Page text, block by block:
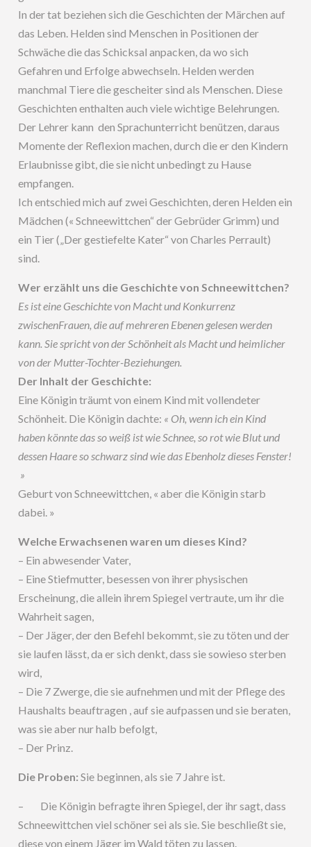
In der tat beziehen sich die Geschichten der Märchen auf
das Leben. Helden sind Menschen in Positionen der
Schwäche die das Schicksal anpacken, da wo sich
Gefahren und Erfolge abwechseln. Helden werden
manchmal Tiere die gescheiter sind als Menschen. Diese
Geschichten enthalten auch viele wichtige Belehrungen.
Der Lehrer kann den Sprachunterricht benützen, daraus
Momente der Reflexion machen, durch die er den Kindern
Erlaubnisse gibt, die sie nicht unbedingt zu Hause
empfangen.
Ich entschied mich auf zwei Geschichten, deren Helden ein
Mädchen (« Schneewittchen“ der Gebrüder Grimm) und
ein Tier („Der gestiefelte Kater“ von Charles Perrault)
sind.
Wer erzählt uns die Geschichte von Schneewittchen?
Es ist eine Geschichte von Macht und Konkurrenz
zwischenFrauen, die auf mehreren Ebenen gelesen werden
kann. Sie spricht von der Schönheit als Macht und heimlicher
von der Mutter-Tochter-Beziehungen.
Der Inhalt der Geschichte:
Eine Königin träumt von einem Kind mit vollendeter
Schönheit. Die Königin dachte: « Oh, wenn ich ein Kind
haben könnte das so weiß ist wie Schnee, so rot wie Blut und
dessen Haare so schwarz sind wie das Ebenholz dieses Fenster!
»
Geburt von Schneewittchen, « aber die Königin starb
dabei. »
Welche Erwachsenen waren um dieses Kind?
– Ein abwesender Vater,
– Eine Stiefmutter, besessen von ihrer physischen
Erscheinung, die allein ihrem Spiegel vertraute, um ihr die
Wahrheit sagen,
– Der Jäger, der den Befehl bekommt, sie zu töten und der
sie laufen lässt, da er sich denkt, dass sie sowieso sterben
wird,
– Die 7 Zwerge, die sie aufnehmen und mit der Pflege des
Haushalts beauftragen , auf sie aufpassen und sie beraten,
was sie aber nur halb befolgt,
– Der Prinz.
Die Proben: Sie beginnen, als sie 7 Jahre ist.
– Die Königin befragte ihren Spiegel, der ihr sagt, dass
Schneewittchen viel schöner sei als sie. Sie beschließt sie,
diese von einem Jäger im Wald töten zu lassen.